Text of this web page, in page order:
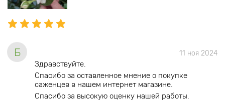
Б 11 ноя 2024
Здравствуйте.
Спасибо за оставленное мнение о покупке
саженцев в нашем интернет магазине.
Спасибо за высокую оценку нашей работы.